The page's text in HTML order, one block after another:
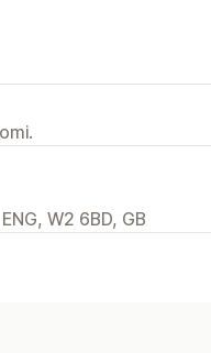
W2 6BD, GB